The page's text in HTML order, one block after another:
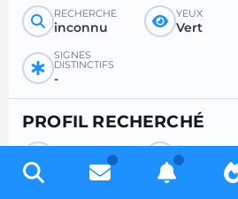
RECHERCHE
inconnu
YEUX
Vert
SIGNES
DISTINCTIFS
-
PROFIL RECHERCHÉ
RECHERCHE
Femme
ÂGE
-